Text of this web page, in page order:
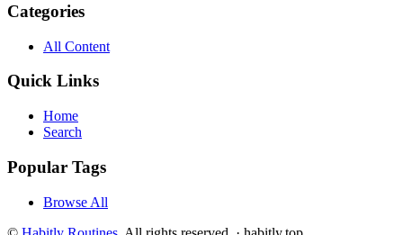
Categories
All Content
Quick Links
Home
Search
Popular Tags
Browse All